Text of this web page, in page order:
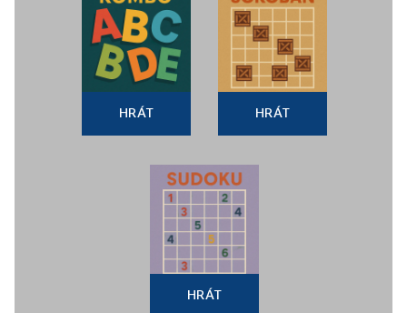
HRÁT HRÁT
HRÁT